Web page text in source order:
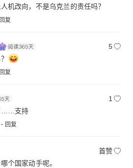
机改向，不是乌克兰的责任吗？
回复
5
回复
1
……支持
回复
首赞
个国家动手呢。